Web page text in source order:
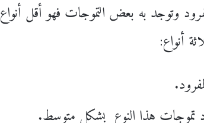
وتوجد به بعض التموجات فهو أقل أنواع
أنواع: